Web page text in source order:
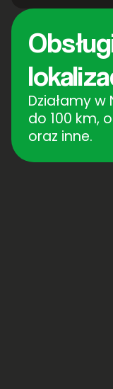
Działamy
do 100 km,
oraz inne.